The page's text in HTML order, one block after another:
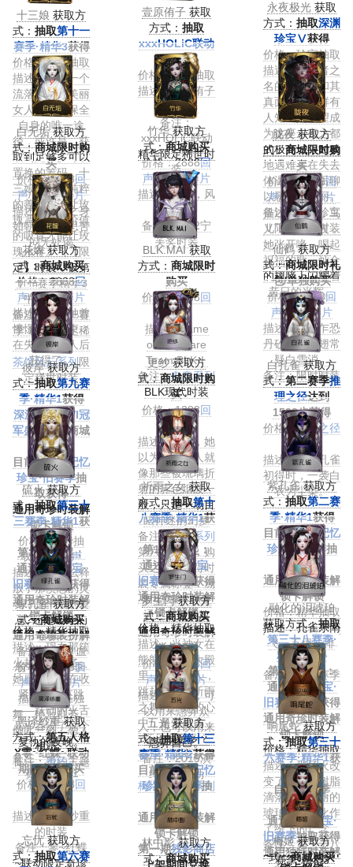
十三娘 获取方
式： 抽取第十一
赛季·精华3获得
价格：精华抽取
描述：对于一个
流落异乡的美丽
女人来说，保全
自身的唯一途
径，或许是…获
取到足够多可以
置换的筹码。十
三娘常说，纯粹
的善意只会让玫
瑰凋零，有价值
的吸食才能让玫
瑰永存。（【限
定】时装，仅第
十一赛季精华3
中可获得）
备注：第十一赛
季·精华3限定稀
世时装
茶馆风云系列限
定稀世时装
壹原侑子 获取
方式： 抽取
xxxHOLiC联动
精华获得
价格：精华抽取
描述：壹原侑子
的时装。
备注：
xxxHOLiC联动
精华限定稀世时
装
永夜极光 获取
方式： 抽取深渊
珍宝Ⅴ获得
价格：珍宝抽取
描述：掌控者之
名的真意，和其
真面目一样鲜有
人知：她希望成
为这座永夜之都
的极光一—如极
地遇难者在失去
体温前，最后聊
以慰藉的美丽。
备注：深渊珍宝
Ⅴ限定稀世时装
白无垢获取方
式：商城限时购
买
价格：2888回
声/12888碎片
描述：吾人之身
如朝雾，相思苦
闷无处谒
竹华获取方
式：商城购买
价格：2888回
声/12888碎片
描述：竹影，风
华。
备注：2022宁
芙奖时装
胧夜获取方
式：商城限时购
买
价格：2888回
声/12888 碎片
描述：最后，鸟
儿飞向了长夜，
她张开喙，唱起
祝福的歌，灿金
的翅膀上闪耀着
昔日的光辉。
花嫁获取方
式：商城购买
价格：2888回
声/12888碎片
描述：这是她曾
憧憬过的装束，
在失去那个人后
获得了。
BLK.MAI获取
方式： 商城限时
购买
价格：1388回
声
描述：Game
on！We are
Team BLK！
备注：电竞系列
BLK现代时装
仙鹤获取方
式：商城限时礼
包/单独购买
价格：1388回
声/4888 碎片
描述：低头乍恐
丹砂落，晒翅常
疑白雪消。
备注：限时时装
彼岸获取方
式：抽取第九赛
季·精华1获得
深渊的呼唤VI冠
军盛典期间商城
购买获得
目前可通过记忆
珍宝·旧赛季抽
取获得
通用奇珍时装解
锁卡解锁
价格：精华抽
取/1388回声
描述：是什么释
放了那愤怒的灵
魂，是干涸的爱
意?还是破碎的
容颜?
备注：原名“血
扇”，第九赛季·
精华1
更纱获取方
式：商城限时购
买
价格：1388回
声
描述：曾经，她
以为，那个人就
像那些被琉璃折
射的霁色烟波一
般，只是一场目
眩神迷的幻梦
备注：溯洄系列
第六款时装，购
买之后会获得时
装专属标签：溯
洄-红蝶，标签
通过邮件发放
白孔雀获取方
式：第二赛季推
理之径达到
1528步获得
价格：推理之径
获取
描述：可怜孔雀
初得时，一袭白
衣为尘染。
硫火获取方
式：抽取第三十
三赛季·精华1获
得
第34赛季起：
通过记忆珍宝·
旧赛季抽取获得
通用奇珍时装解
锁卡解锁
价格：精华抽取
描述：现在那簇
火越烧越旺了，
她感到心脏在收
紧，砰砰直跳
——跃动的火舌
几乎吞没了这个
复仇的夜晚。
备注：第三十三
赛季·精华1
祈雨之女获取
方式：抽取第十
八赛季·精华1获
得
第19赛季起：
通过记忆珍宝·
旧赛季抽取获得
通用奇珍时装解
锁卡解锁
价格：精华抽取
描述：当神女在
熊熊燃烧的大殿
里，孑然一人，
跳起最后的祈雨
之舞时，她的心
中，是爱更多，
还是恨更多？
备注：第十八赛
季·精华1
梅洛笛山庄系列
奇珍时装
紫孔雀获取方
式：抽取第二赛
季·精华1获得
目前可通过记忆
珍宝·旧赛季抽
取获得
通用奇珍时装解
锁卡解锁
价格：精华抽取
描述：孔雀东南
飞，五里一徘
徊。
备注：第二赛季
·精华1
绿孔雀获取方
式：商城购买
通用奇珍装扮解
锁卡解锁
价格：1388回
声/4888碎片
描述：孔雀独
舞，艳冠群芳。
倾此一刻，恋人
相访。
备注：邀约主题
时装
罗生门获取方
式：商城购买
通用奇珍时装解
锁卡解锁
价格：1388回
声/4888碎片
描述：眼泪，可
以用来愚弄众
人，也可以用来
愚弄自己。
备注：2019演
绎之星活动
融化的泪琥珀
获取方式：抽取
第三十八赛季·
精华3获得
第39赛季起：
通过记忆珍宝·
旧赛季抽取获得
通用奇珍时装解
锁卡解锁
价格：精华抽取
描述：那场火改
变了一切，树脂
滴落成了美丽的
琥珀，眼泪化作
了纷飞的亡念。
备注：第三十八
赛季·精华3
黑泽纱重获取
方式：第五人格
X零~红蝶~联动
期间商城购买
价格：1388回
声
描述：黑泽纱重
的时装
备注：零~红蝶
~联动限定奇珍
五光获取方
式：抽取第十三
赛季·精华2获得
目前可通过记忆
珍宝·旧赛季抽
取获得
通用独特时装解
锁卡解锁
第一期残影商店
响尾蛇获取方
式：抽取第三十
六赛季·精华1获
得
自第37赛季
起：
通过 记忆珍宝·
旧赛季抽取获得
通用独特时装解
忘忧获取方
式：抽取第六赛
林中影获取方
式：商城购买
梅姬获取方
式：商城购买